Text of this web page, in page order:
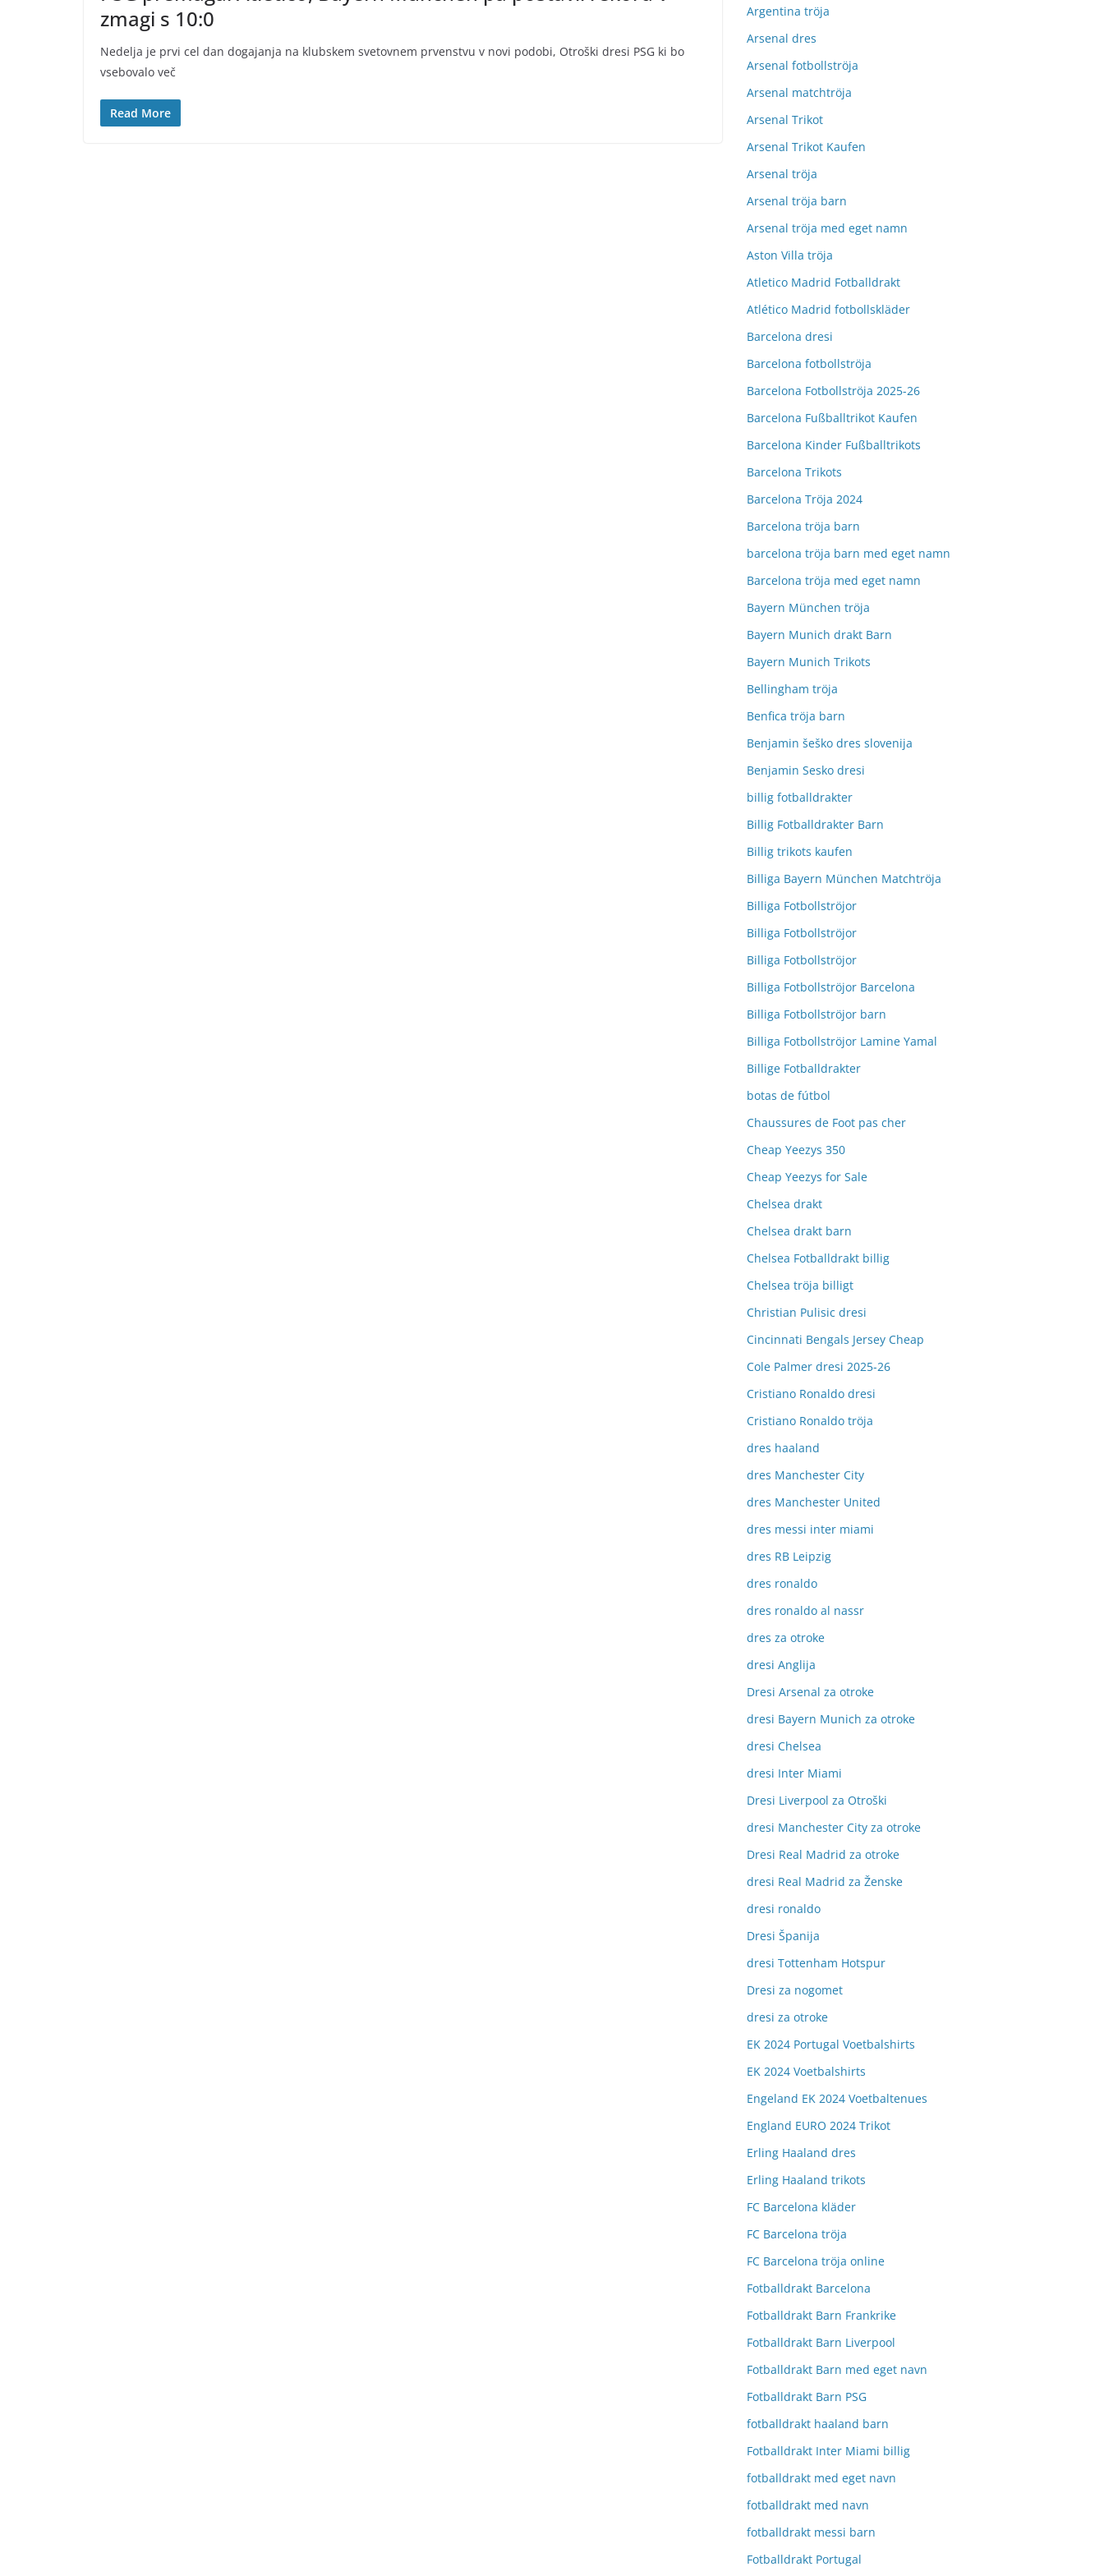
zmagi s 10:0
Nedelja je prvi cel dan dogajanja na klubskem svetovnem prvenstvu v novi podobi, Otroški dresi PSG ki bo
vsebovalo več
Read More
Argentina tröja
Arsenal dres
Arsenal fotbollströja
Arsenal matchtröja
Arsenal Trikot
Arsenal Trikot Kaufen
Arsenal tröja
Arsenal tröja barn
Arsenal tröja med eget namn
Aston Villa tröja
Atletico Madrid Fotballdrakt
Atlético Madrid fotbollskläder
Barcelona dresi
Barcelona fotbollströja
Barcelona Fotbollströja 2025-26
Barcelona Fußballtrikot Kaufen
Barcelona Kinder Fußballtrikots
Barcelona Trikots
Barcelona Tröja 2024
Barcelona tröja barn
barcelona tröja barn med eget namn
Barcelona tröja med eget namn
Bayern München tröja
Bayern Munich drakt Barn
Bayern Munich Trikots
Bellingham tröja
Benfica tröja barn
Benjamin šeško dres slovenija
Benjamin Sesko dresi
billig fotballdrakter
Billig Fotballdrakter Barn
Billig trikots kaufen
Billiga Bayern München Matchtröja
Billiga Fotbollströjor
Billiga Fotbollströjor
Billiga Fotbollströjor
Billiga Fotbollströjor Barcelona
Billiga Fotbollströjor barn
Billiga Fotbollströjor Lamine Yamal
Billige Fotballdrakter
botas de fútbol
Chaussures de Foot pas cher
Cheap Yeezys 350
Cheap Yeezys for Sale
Chelsea drakt
Chelsea drakt barn
Chelsea Fotballdrakt billig
Chelsea tröja billigt
Christian Pulisic dresi
Cincinnati Bengals Jersey Cheap
Cole Palmer dresi 2025-26
Cristiano Ronaldo dresi
Cristiano Ronaldo tröja
dres haaland
dres Manchester City
dres Manchester United
dres messi inter miami
dres RB Leipzig
dres ronaldo
dres ronaldo al nassr
dres za otroke
dresi Anglija
Dresi Arsenal za otroke
dresi Bayern Munich za otroke
dresi Chelsea
dresi Inter Miami
Dresi Liverpool za Otroški
dresi Manchester City za otroke
Dresi Real Madrid za otroke
dresi Real Madrid za Ženske
dresi ronaldo
Dresi Španija
dresi Tottenham Hotspur
Dresi za nogomet
dresi za otroke
EK 2024 Portugal Voetbalshirts
EK 2024 Voetbalshirts
Engeland EK 2024 Voetbaltenues
England EURO 2024 Trikot
Erling Haaland dres
Erling Haaland trikots
FC Barcelona kläder
FC Barcelona tröja
FC Barcelona tröja online
Fotballdrakt Barcelona
Fotballdrakt Barn Frankrike
Fotballdrakt Barn Liverpool
Fotballdrakt Barn med eget navn
Fotballdrakt Barn PSG
fotballdrakt haaland barn
Fotballdrakt Inter Miami billig
fotballdrakt med eget navn
fotballdrakt med navn
fotballdrakt messi barn
Fotballdrakt Portugal